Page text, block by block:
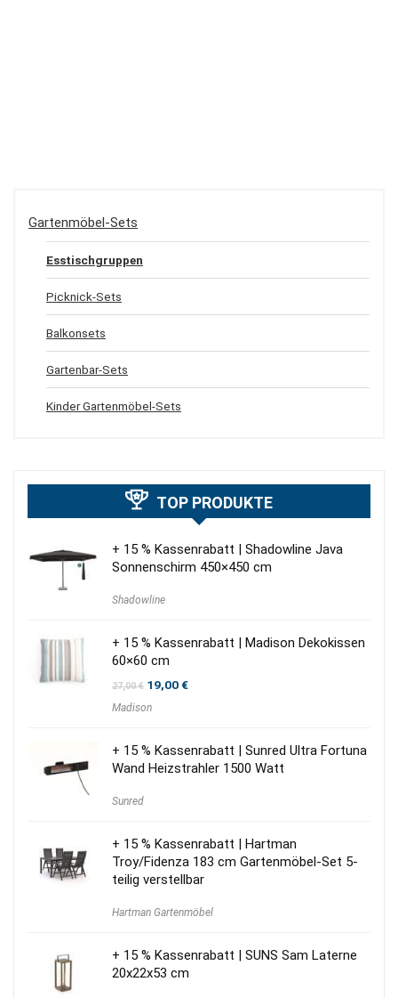
Gartenmöbel-Sets
Esstischgruppen
Picknick-Sets
Balkonsets
Gartenbar-Sets
Kinder Gartenmöbel-Sets
TOP PRODUKTE
+ 15 % Kassenrabatt | Shadowline Java
Sonnenschirm 450×450 cm
Shadowline
+ 15 % Kassenrabatt | Madison Dekokissen
60×60 cm
27,00€ Ursprünglicher
war:
19,00€Aktueller
Madison
+ 15 % Kassenrabatt | Sunred Ultra Fortuna
Wand Heizstrahler 1500 Watt
Sunred
+ 15 % Kassenrabatt | Hartman
Troy/Fidenza 183 cm Gartenmöbel-Set 5-
teilig verstellbar
Hartman Gartenmöbel
+ 15 % Kassenrabatt | SUNS Sam Laterne
20x22x53 cm